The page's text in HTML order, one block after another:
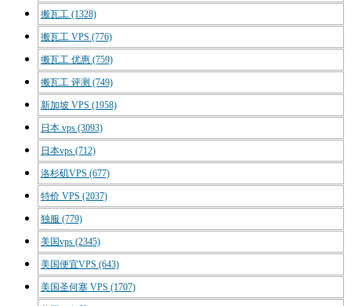
搬瓦工 (1328)
搬瓦工 VPS (776)
搬瓦工 优惠 (759)
搬瓦工 评测 (749)
新加坡 VPS (1958)
日本 vps (3093)
日本vps (712)
洛杉矶VPS (677)
特价 VPS (2037)
独服 (779)
美国vps (2345)
美国便宜VPS (643)
美国圣何塞 VPS (1707)